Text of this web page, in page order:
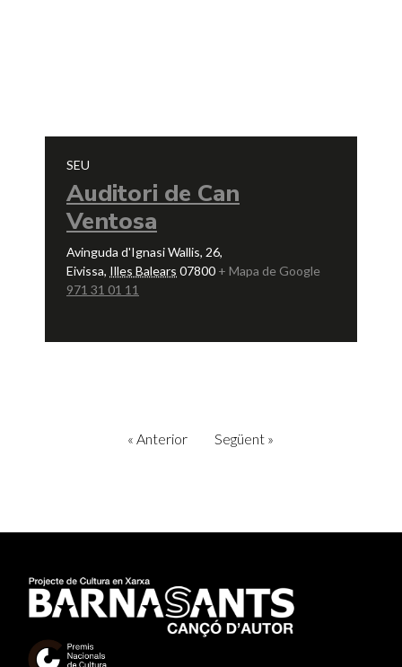
SEU
Auditori de Can
Ventosa
Avinguda d'Ignasi Wallis, 26,
Eivissa, Illes Balears 07800 + Mapa de Google
971 31 01 11
« Anterior Següent »